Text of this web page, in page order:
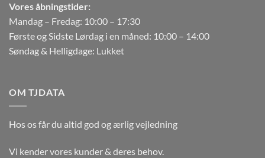
Vores åbningstider:
Mandag – Fredag: 10:00 – 17:30
Første og Sidste Lørdag i en måned: 10:00 – 14:00
Søndag & Helligdage: Lukket
OM TJDATA
Hos os får du altid god og ærlig vejledning
Vi kender vores kunder & deres behov.